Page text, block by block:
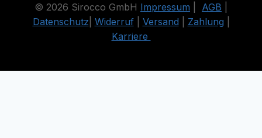
© 2026 Sirocco GmbH Impressum AGB
Datenschutz Widerruf| Versand Zahlung
Karriere